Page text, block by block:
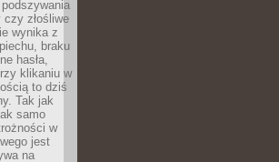
złośliwe
wynika z
braku
hasła,
klikaniu w
to dziś
Tak jak
samo
w
jest
na